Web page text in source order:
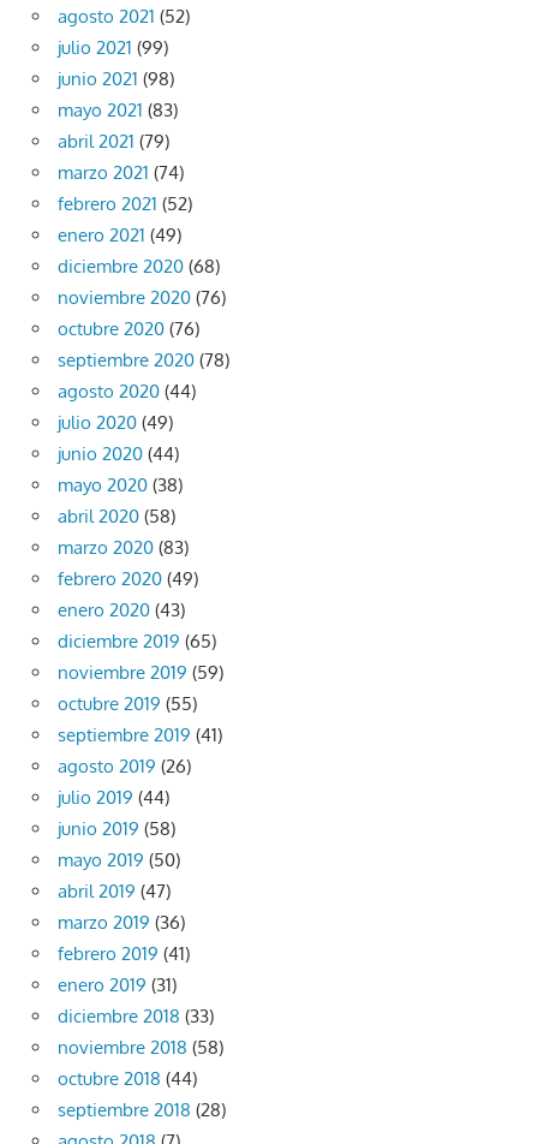
agosto 2021 (52)
julio 2021 (99)
junio 2021 (98)
mayo 2021 (83)
abril 2021 (79)
marzo 2021 (74)
febrero 2021 (52)
enero 2021 (49)
diciembre 2020 (68)
noviembre 2020 (76)
octubre 2020 (76)
septiembre 2020 (78)
agosto 2020 (44)
julio 2020 (49)
junio 2020 (44)
mayo 2020 (38)
abril 2020 (58)
marzo 2020 (83)
febrero 2020 (49)
enero 2020 (43)
diciembre 2019 (65)
noviembre 2019 (59)
octubre 2019 (55)
septiembre 2019 (41)
agosto 2019 (26)
julio 2019 (44)
junio 2019 (58)
mayo 2019 (50)
abril 2019 (47)
marzo 2019 (36)
febrero 2019 (41)
enero 2019 (31)
diciembre 2018 (33)
noviembre 2018 (58)
octubre 2018 (44)
septiembre 2018 (28)